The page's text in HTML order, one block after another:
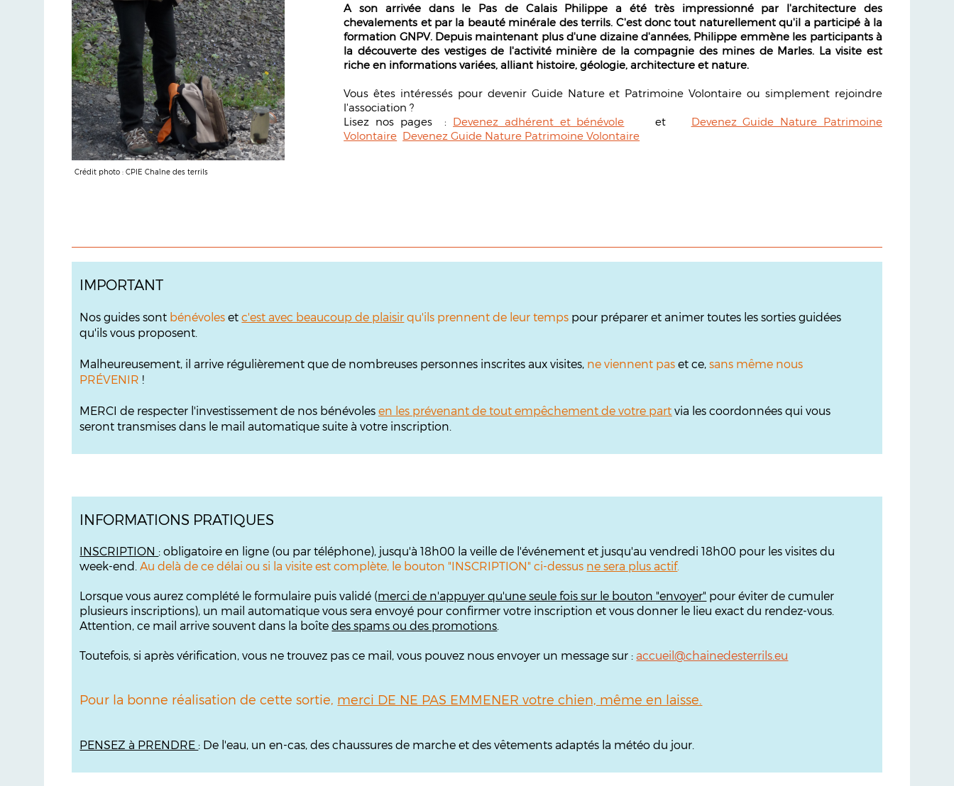
Crédit photo : CPIE Chaîne des terrils
A son arrivée dans le Pas de Calais Philippe a été très impressionné par l'architecture des
chevalements et par la beauté minérale des terrils. C'est donc tout naturellement qu'il a participé à la
formation GNPV. Depuis maintenant plus d'une dizaine d'années, Philippe emmène les participants à
la découverte des vestiges de l'activité minière de la compagnie des mines de Marles. La visite est
riche en informations variées, alliant histoire, géologie, architecture et nature.
Vous êtes intéressés pour devenir Guide Nature et Patrimoine Volontaire ou simplement rejoindre
l'association ?
Lisez nos pages : Devenez adhérent et bénévole et Devenez Guide Nature Patrimoine
Volontaire Devenez Guide Nature Patrimoine Volontaire
IMPORTANT
Nos guides sont bénévoles etc'est avec beaucoup de plaisir qu'ils prennent de leur temps pour préparer et animer toutes les sorties guidées
qu'ils vous proposent.
Malheureusement, il arrive régulièrement que de nombreuses personnes inscrites aux visites, ne viennent pas et ce,sans même nous
PRÉVENIR !
MERCI de respecter l'investissement de nos bénévolesen les prévenant de tout empêchement de votre part via les coordonnées qui vous
seront transmises dans le mail automatique suite à votre inscription.
INFORMATIONS PRATIQUES
INSCRIPTION : obligatoire en ligne (ou par téléphone), jusqu'à 18h00 la veille de l'événement et jusqu'au vendredi 18h00 pour les visites du
week-end.Au delà de ce délai ou si la visite est complète, le bouton "INSCRIPTION" ci-dessus ne sera plus actif.
Lorsque vous aurez complété le formulaire puis validé (merci de n'appuyer qu'une seule fois sur le bouton "envoyer" pour éviter de cumuler
plusieurs inscriptions), un mail automatique vous sera envoyé pour confirmer votre inscription et vous donner le lieu exact du rendez-vous.
Attention, ce mail arrive souvent dans la boîtedes spams ou des promotions.
Toutefois, si après vérification, vous ne trouvez pas ce mail, vous pouvez nous envoyer un message sur :accueil@chainedesterrils.eu
Pour la bonne réalisation de cette sortie, merci DE NE PAS EMMENER votre chien, même en laisse.
PENSEZ à PRENDRE : De l'eau, un en-cas, des chaussures de marche et des vêtements adaptés la météo du jour.